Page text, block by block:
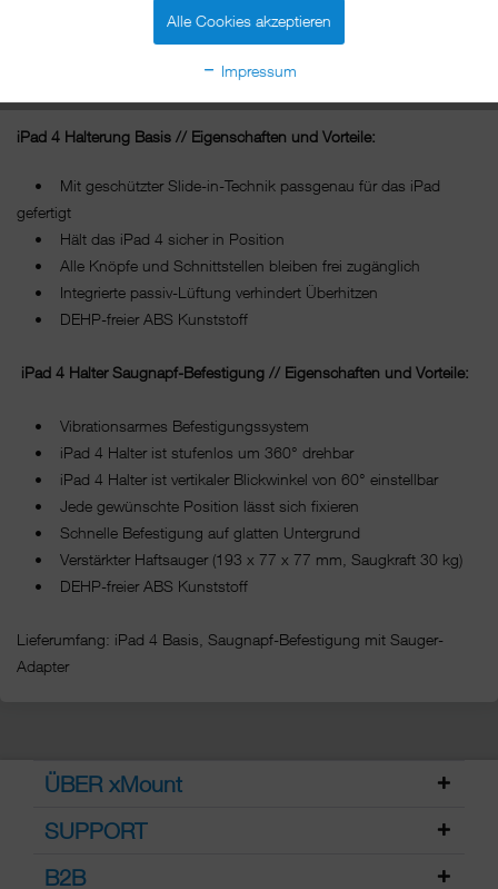
Griff aus der Halterung ziehen und mitnehmen.Der Saugnapf mit
iPad 4 Halterung Basis // Eigenschaften und Vorteile:
• Mit geschützter Slide-in-Technik passgenau für das iPad
gefertigt
• Hält das iPad 4 sicher in Position
• Alle Knöpfe und Schnittstellen bleiben frei zugänglich
• Integrierte passiv-Lüftung verhindert Überhitzen
• DEHP-freier ABS Kunststoff
iPad 4 Halter Saugnapf-Befestigung // Eigenschaften und Vorteile:
• Vibrationsarmes Befestigungssystem
• iPad 4 Halter ist stufenlos um 360° drehbar
• iPad 4 Halter ist vertikaler Blickwinkel von 60° einstellbar
• Jede gewünschte Position lässt sich fixieren
• Schnelle Befestigung auf glatten Untergrund
• Verstärkter Haftsauger (193 x 77 x 77 mm, Saugkraft 30 kg)
• DEHP-freier ABS Kunststoff
Lieferumfang: iPad 4 Basis, Saugnapf-Befestigung mit Sauger-
Adapter
ÜBER xMount
SUPPORT
B2B
Alle Cookies akzeptieren
Impressum